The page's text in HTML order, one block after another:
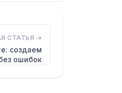
СТАТЬЯ →
создаем
ошибок